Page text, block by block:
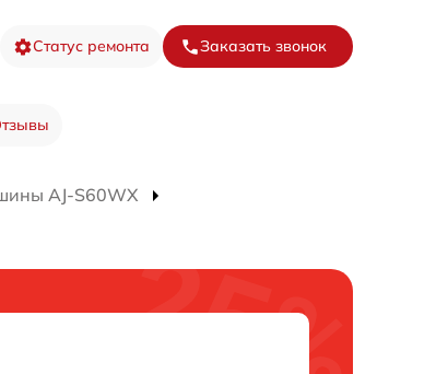
Статус ремонта Заказать звонок
AJ-S60WX